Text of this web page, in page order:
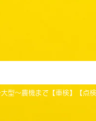
大型～農機まで【車検】【